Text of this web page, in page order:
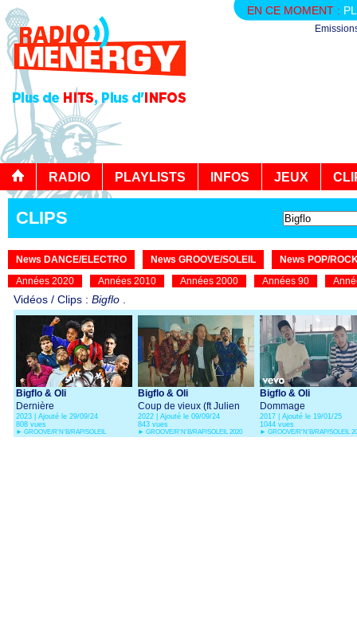
EN CE MOMENT :
RADIO PLAYLISTS INFOS JEUX
CLIPS
News DANCE/ELECTRO News GROOVE/SOLEIL
News POP/
Années 2020
Années 2010 Années 2000 Années 90
Vidéos / Clips : Bigflo
Bigflo & Oli
Dernière
2023 | Ajouté le 29/09/24
808 vues
► GROOVE/R'N'B/RAP/SOLEIL
Bigflo & Oli
Coup de vieux (ft Julien
Doré)
2022 | Ajouté le 09/09/24
843 vues
► GROOVE/R'N'B/RAP/SOLEIL 2020
Bigflo & Oli
Dommage
2017 | Ajouté le 19/01/25
1044 vues
► GROOVE/R'N'B/RAP/SOLEIL